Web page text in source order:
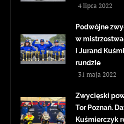
4 lipca 2022
Podwójne
w
i Jurand
rundzie
31 maja 2022
Zwycięski
Tor Poznań.
Kuśmierczyk